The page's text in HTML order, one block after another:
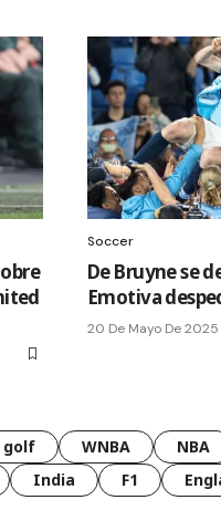
Soccer
De Bruyne se
Emotiva
20 De Mayo De 2025
golf WNBA NBA
India F1